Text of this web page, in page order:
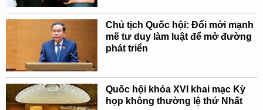
Chủ tịch Quốc hội: Đổi mới mạnh
mẽ tư duy làm luật để mở đường
phát triển
Quốc hội khóa XVI khai mạc Kỳ
họp không thường lệ thứ Nhất